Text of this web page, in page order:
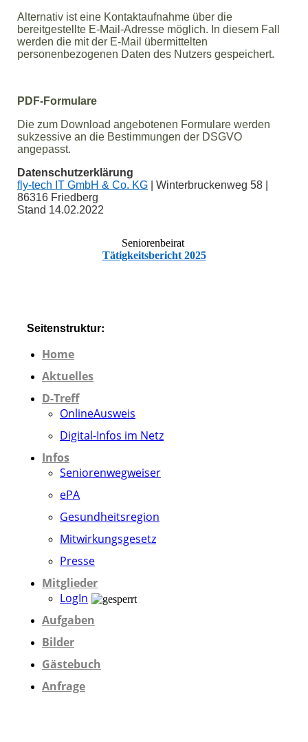
Alternativ ist eine Kontaktaufnahme über die
bereitgestellte E-Mail-Adresse möglich. In diesem Fall
werden die mit der E-Mail übermittelten
personenbezogenen Daten des Nutzers gespeichert.
PDF-Formulare
Die zum Download angebotenen Formulare werden
sukzessive an die Bestimmungen der DSGVO
angepasst.
Datenschutzerklärung
fly-tech IT GmbH & Co. KG | Winterbruckenweg 58 |
86316 Friedberg
Stand 14.02.2022
Seniorenbeirat
Tätigkeitsbericht 2025
Seitenstruktur:
Home
Aktuelles
D-Treff
OnlineAusweis
Digital-Infos im Netz
Infos
Seniorenwegweiser
ePA
Gesundheitsregion
Mitwirkungsgesetz
Presse
Mitglieder
LogIn
Aufgaben
Bilder
Gästebuch
Anfrage